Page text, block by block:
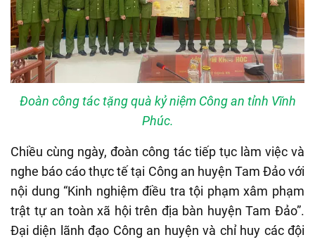
Đoàn công tác tặng quà kỷ niệm Công an tỉnh Vĩnh
Phúc.
Chiều cùng ngày, đoàn công tác tiếp tục làm việc và
nghe báo cáo thực tế tại Công an huyện Tam Đảo với
nội dung “Kinh nghiệm điều tra tội phạm xâm phạm
trật tự an toàn xã hội trên địa bàn huyện Tam Đảo”.
Đại diện lãnh đạo Công an huyện và chỉ huy các đội